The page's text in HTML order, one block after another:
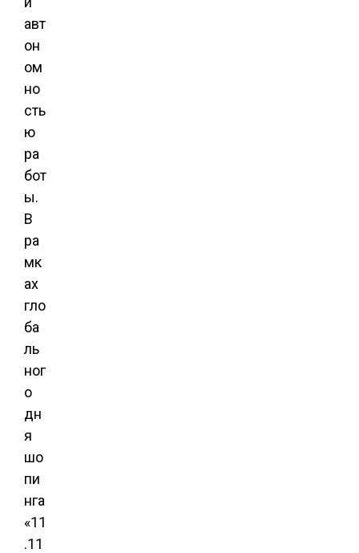
авт
он
ом
но
сть
ю
ра
бот
ы.
В
ра
мк
ах
гло
ба
ль
ног
о
дн
я
шо
пи
нга
«11
.11